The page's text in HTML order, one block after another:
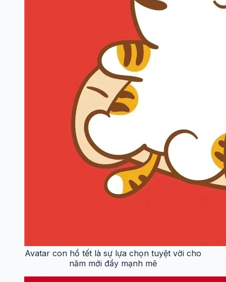
Avatar con hổ tết là sự lựa chọn tuyệt vời cho
năm mới đầy mạnh mẽ